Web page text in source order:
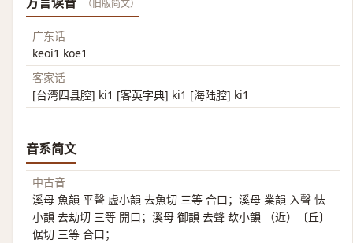
（旧版简文）
广东话
keoi1 koe1
客家话
[台湾四县腔] ki1 [客英字典] ki1 [海陆腔] ki1
音系简文
中古音
溪母 魚韻 平聲 虚小韻 去魚切 三等 合口；溪母 業韻 入聲 怯
小韻 去劫切 三等 開口；溪母 御韻 去聲 㰦小韻 （近）〔丘〕
倨切 三等 合口；